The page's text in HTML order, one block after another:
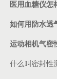
医用血糖仪怎
如何用防水透
运动相机气密
什么叫密封性